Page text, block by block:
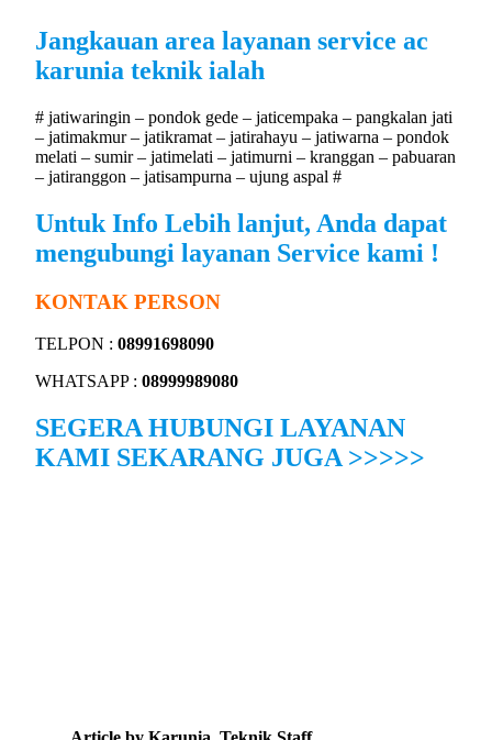
Jangkauan area layanan service ac
karunia teknik ialah
# jatiwaringin – pondok gede – jaticempaka – pangkalan jati
– jatimakmur – jatikramat – jatirahayu – jatiwarna – pondok
melati – sumir – jatimelati – jatimurni – kranggan – pabuaran
– jatiranggon – jatisampurna – ujung aspal #
Untuk Info Lebih lanjut, Anda dapat
mengubungi layanan Service kami !
KONTAK PERSON
TELPON : 08991698090
WHATSAPP : 08999989080
SEGERA HUBUNGI LAYANAN
KAMI SEKARANG JUGA >>>>>